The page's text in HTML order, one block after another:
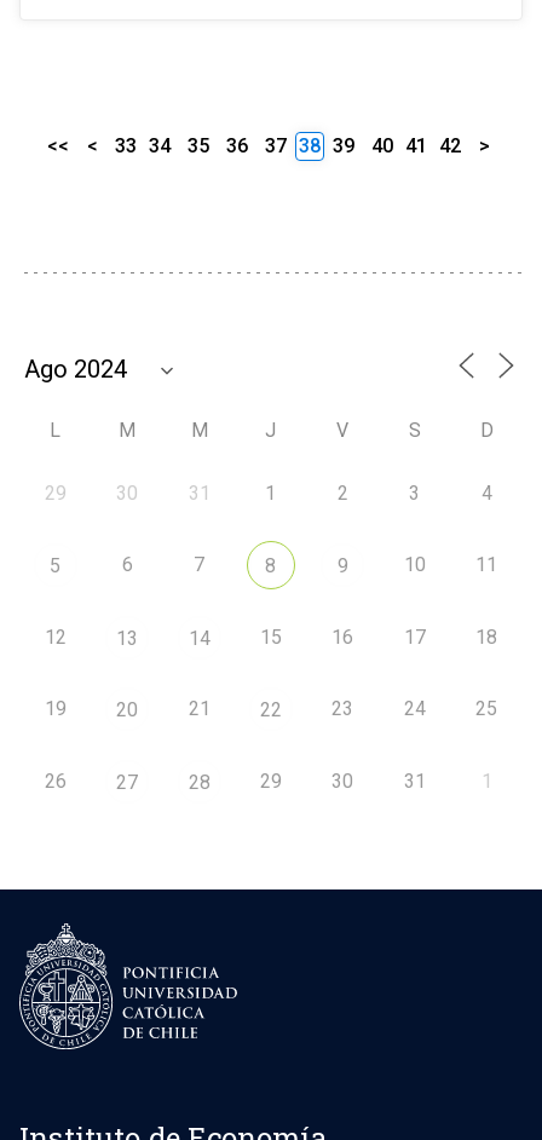
<< < 33 34 35 36 37 38 39 40 41 42 >
L M M J V S D
29 30 31 1 2 3 4
5 6 7 8 9 10 11
12 13 14 15 16 17 18
19 20 21 22 23 24 25
26 27 28 29 30 31 1